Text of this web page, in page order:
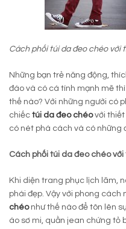
Cách phối túi da đeo chéo với
Những bạn trẻ năng động,
đáo và có cá tính mạnh mẽ
thế nào? Với những người có
chiếc túi da đeo chéovới thiết
có nét phá cách và có những
Cách phối túi da đeo chéo
Khi diện trang phục lịch lãm,
phái đẹp. Vậy với phong cách
chéonhư thế nào để tôn lên
áo sơ mi, quần jean chứng tỏ